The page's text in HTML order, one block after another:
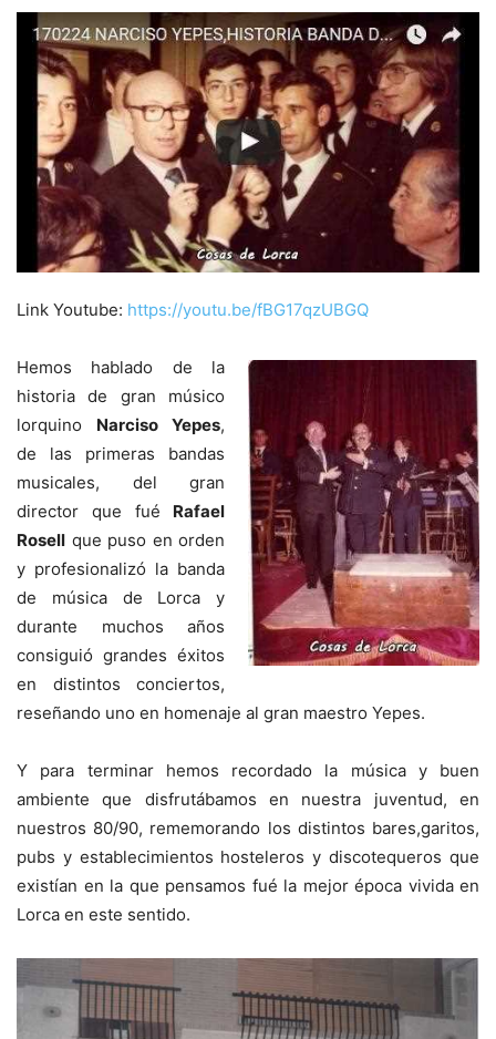
Link Youtube: https://youtu.be/fBG17qzUBGQ
Hemos hablado de la
historia de gran músico
lorquino Narciso Yepes,
de las primeras bandas
musicales, del gran
director que fué Rafael
Rosell que puso en orden
y profesionalizó la banda
de música de Lorca y
durante muchos años
consiguió grandes éxitos
en distintos conciertos,
reseñando uno en homenaje al gran maestro Yepes.
Y para terminar hemos recordado la música y buen
ambiente que disfrutábamos en nuestra juventud, en
nuestros 80/90, rememorando los distintos bares,garitos,
pubs y establecimientos hosteleros y discotequeros que
existían en la que pensamos fué la mejor época vivida en
Lorca en este sentido.